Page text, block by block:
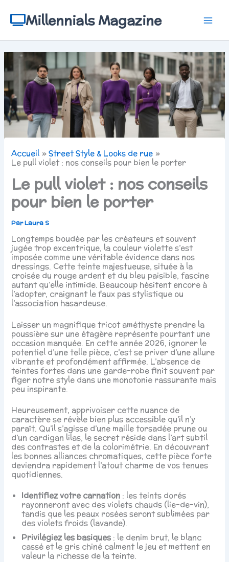
contenuMillennials Magazine
Accueil
Street Style & Looks de rue
Le pull violet : nos conseils pour bien le porter
Le pull violet : nos conseils
pour bien le porter
ParLaura S
Longtemps boudée par les créateurs et souvent
jugée trop excentrique, la couleur violette s’est
imposée comme une véritable évidence dans nos
dressings. Cette teinte majestueuse, située à la
croisée du rouge ardent et du bleu paisible, fascine
autant qu’elle intimide. Beaucoup hésitent encore à
l’adopter, craignant le faux pas stylistique ou
l’association hasardeuse.
Laisser un magnifique tricot améthyste prendre la
poussière sur une étagère représente pourtant une
occasion manquée. En cette année 2026, ignorer le
potentiel d’une telle pièce, c’est se priver d’une allure
vibrante et profondément affirmée. L’absence de
teintes fortes dans une garde-robe finit souvent par
figer notre style dans une monotonie rassurante mais
peu inspirante.
Heureusement, apprivoiser cette nuance de
caractère se révèle bien plus accessible qu’il n’y
paraît. Qu’il s’agisse d’une maille torsadée prune ou
d’un cardigan lilas, le secret réside dans l’art subtil
des contrastes et de la colorimétrie. En découvrant
les bonnes alliances chromatiques, cette pièce forte
deviendra rapidement l’atout charme de vos tenues
quotidiennes.
Identifiez votre carnation : les teints dorés
rayonneront avec des violets chauds (lie-de-vin),
tandis que les peaux rosées seront sublimées par
des violets froids (lavande).
Privilégiez les basiques : le denim brut, le blanc
cassé et le gris chiné calment le jeu et mettent en
valeur la richesse de la teinte.